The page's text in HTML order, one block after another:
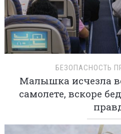
БЕЗОПАСНОСТЬ
Малышка исчезла
самолете, вскоре